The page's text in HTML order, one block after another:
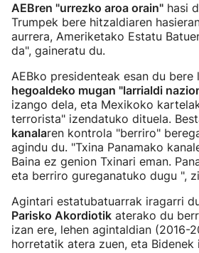
AEBren "urrezko aroa orain" hasi
Trumpek bere hitzaldiaren
aurrera, Ameriketako Estatu
da", gaineratu du.
AEBko presidenteak esan du bere
hegoaldeko mugan "larrialdi
izango dela, eta Mexikoko
terrorista" izendatuko dituela.
kanalaren kontrola "berriro"
agindu du. "Txina Panamako
Baina ez genion Txinari eman.
eta berriro gureganatuko dugu ",
Agintari estatubatuarrak iragarri
Parisko Akordiotik aterako du
izan ere, lehen agintaldian (2016-
horretatik atera zuen, eta Bidenek